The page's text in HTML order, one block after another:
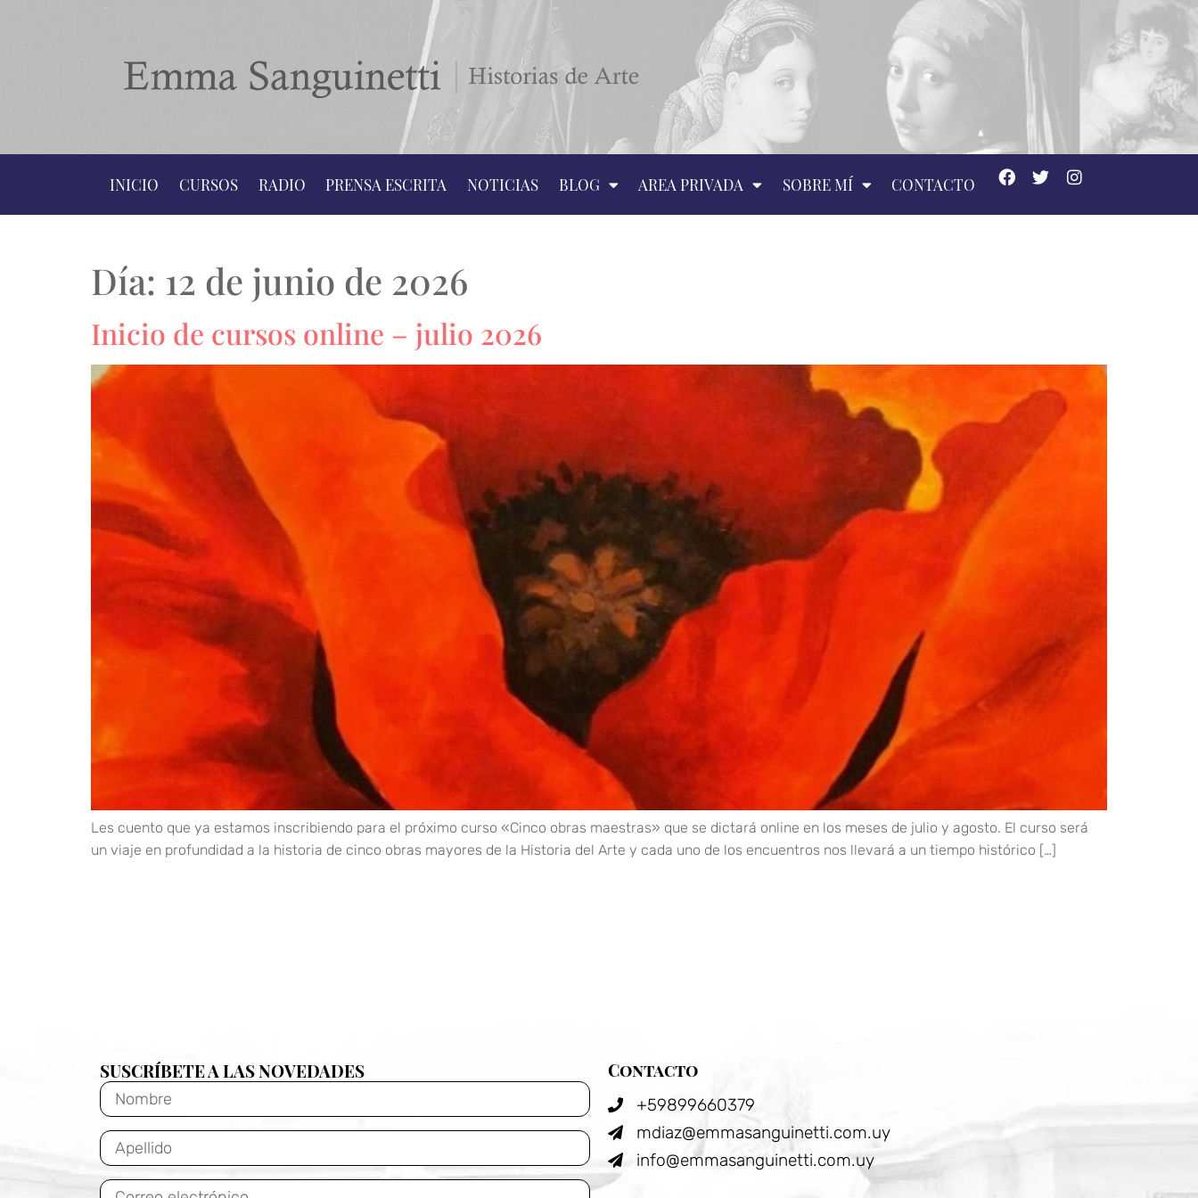
INICIO CURSOS RADIO PRENSA ESCRITA NOTICIAS BLOG AREA PRIVADA SOBRE MÍ CONTACTO
Día: 12 de junio de 2026
Inicio de cursos online – julio 2026
Les cuento que ya estamos inscribiendo para el próximo curso «Cinco obras maestras» que se dictará online en los meses de julio y agosto. El curso será
un viaje en profundidad a la historia de cinco obras mayores de la Historia del Arte y cada uno de los encuentros nos llevará a un tiempo histórico […]
SUSCRÍBETE A LAS NOVEDADES Contacto
+59899660379
mdiaz@emmasanguinetti.com.uy
info@emmasanguinetti.com.uy